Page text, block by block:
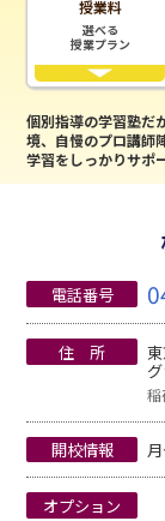
授業料
選べる
授業プラン
個別指導の学習塾だ
境、自慢のプロ講師
学習をしっかりサポ
電話番号
住 所
稲
開校情報
オプション